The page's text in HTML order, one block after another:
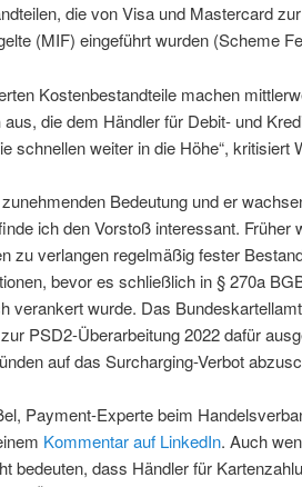
die von Visa und Mastercard
(MIF) eingeführt wurden (Scheme
Kostenbestandteile machen
aus, die dem Händler für Debit- und
schnellen weiter in die Höhe“, kritisiert
Bedeutung und er
ich den Vorstoß interessant. Früher
zu verlangen regelmäßig fester
bevor es schließlich in § 270a
verankert wurde. Das
PSD2-Überarbeitung 2022 dafür
auf das Surcharging-Verbot
Payment-Experte beim
Kommentar auf LinkedIn. Auch
bedeuten, dass Händler für